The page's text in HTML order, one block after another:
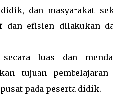
dan masyarakat
dan efisien dilakukan
luas dan
tujuan pembelajaran
pada peserta didik.